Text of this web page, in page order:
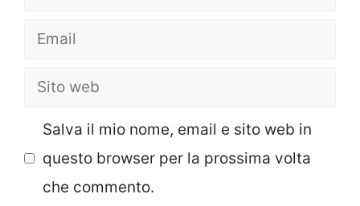
Email
Sito
Salva il mio nome, email e sito web in
questo browser per la prossima volta
che commento.